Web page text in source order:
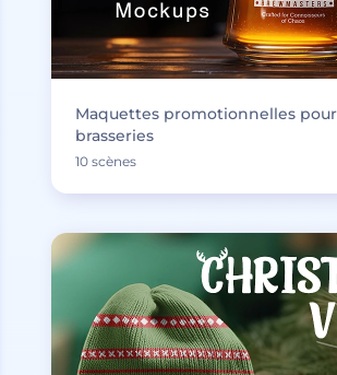
Maquettes promotionnelles
brasseries
10 scènes